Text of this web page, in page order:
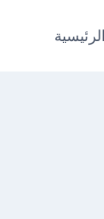
الرئيسية